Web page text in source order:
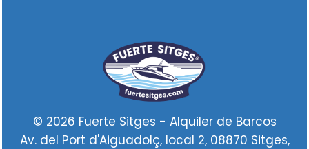
© 2026 Fuerte Sitges - Alquiler de Barcos
Av. del Port d'Aiguadolç, local 2, 08870 Sitges,